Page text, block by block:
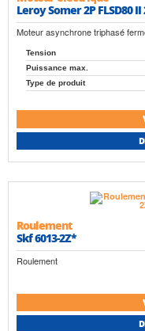
Leroy Somer 2P FLSD80 II
Moteur asynchrone triphasé
Tension
Puissance max.
Type de produit
Roulement
Skf 6013-2Z*
Roulement